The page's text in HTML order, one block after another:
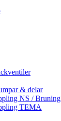
& delar
NS / Bruning
TEMA